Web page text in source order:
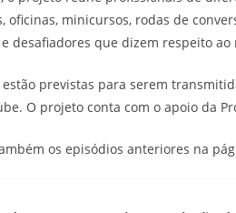
oficinas, minicursos, rodas de
desafiadores que dizem respeito
estão previstas para serem
O projeto conta com o apoio da
os episódios anteriores na